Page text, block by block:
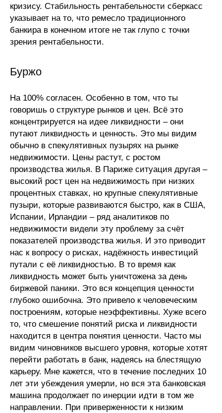
кризису. Стабильность рентабельности сберкасс
указывает на то, что ремесло традиционного
банкира в конечном итоге не так глупо с точки
зрения рентабельности.
Буржо
На 100% согласен. Особенно в том, что ты
говоришь о структуре рынков и цен. Всё это
концентрируется на идее ликвидности – они
путают ликвидность и ценность. Это мы видим
обычно в спекулятивных пузырях на рынке
недвижимости. Цены растут, с ростом
производства жилья. В Париже ситуация другая –
высокий рост цен на недвижимость при низких
процентных ставках, но крупные спекулятивные
пузыри, которые развиваются быстро, как в США,
Испании, Ирландии – ряд аналитиков по
недвижимости видели эту проблему за счёт
показателей производства жилья. И это приводит
нас к вопросу о рисках, надёжность инвестиций
путали с её ликвидностью. В то время как
ликвидность может быть уничтожена за день
биржевой паники. Это вся концепция ценности
глубоко ошибочна. Это привело к человеческим
построениям, которые неэффективны. Хуже всего
то, что смешение понятий риска и ликвидности
находится в центра понятия ценности. Часто мы
видим чиновников высшего уровня, которые хотят
перейти работать в банк, надеясь на блестящую
карьеру. Мне кажется, что в течение последних 10
лет эти убеждения умерли, но вся эта банковская
машина продолжает по инерции идти в том же
направлении. При приверженности к низким